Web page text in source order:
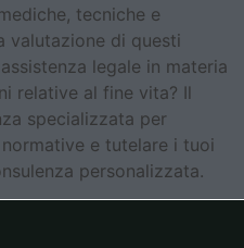
tecniche e
valutazione di questi
legale in materia
relative al fine vita? Il
specializzata per
e tutelare i tuoi
personalizzata.